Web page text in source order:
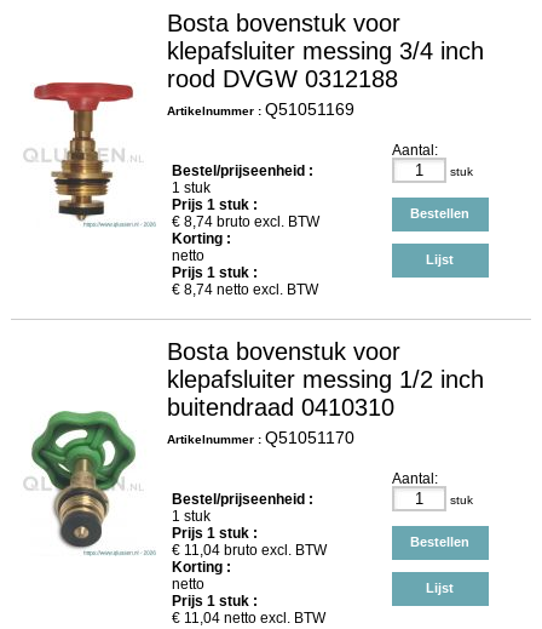
Bosta bovenstuk voor
klepafsluiter messing 3/4 inch
rood DVGW 0312188
Artikelnummer : Q51051169
Bestel/prijseenheid :
1 stuk
Prijs 1stuk :
€ 8,74bruto excl. BTW
Korting :
netto
Prijs 1stuk :
€ 8,74netto excl. BTW
Aantal:
stuk
Bestellen
Lijst
Bosta bovenstuk voor
klepafsluiter messing 1/2 inch
buitendraad 0410310
Artikelnummer : Q51051170
Bestel/prijseenheid :
1 stuk
Prijs 1stuk :
€ 11,04bruto excl. BTW
Korting :
netto
Prijs 1stuk :
€ 11,04netto excl. BTW
Aantal:
stuk
Bestellen
Lijst